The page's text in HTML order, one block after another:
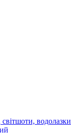
водолазки